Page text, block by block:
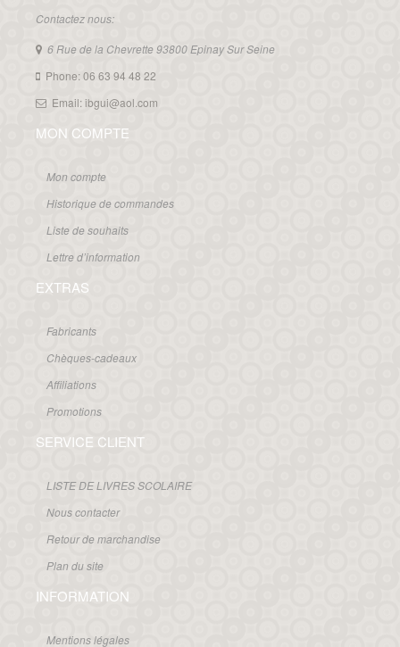
Contactez nous:
6 Rue de la Chevrette 93800 Epinay Sur Seine
Phone: 06 63 94 48 22
Email: ibgui@aol.com
MON COMPTE
Mon compte
Historique de commandes
Liste de souhaits
Lettre d’information
EXTRAS
Fabricants
Chèques-cadeaux
Affiliations
Promotions
SERVICE CLIENT
LISTE DE LIVRES SCOLAIRE
Nous contacter
Retour de marchandise
Plan du site
INFORMATION
Mentions légales